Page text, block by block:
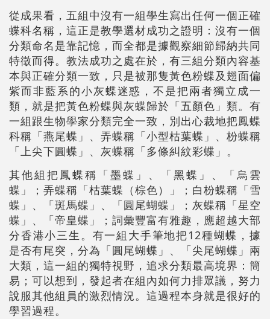
從成果看，五組中沒有一組學生寫出任何一個正確
蝶科名稱，這正是教學選材成功之證明：沒有一個
分類命名是靠記憶，而全都是據觀察細節歸納共同
特徵而得。教法成功之處在於，有三組分類內容基
本與正確分類一致，只是被那隻黃色粉蝶及翅面偏
紫而非藍系的小灰蝶迷惑，不是把兩者獨立成一
類，就是把黃色粉蝶與灰蝶歸於「五顏色」類。有
一組跟生物學家分類完全一致，別出心裁地把鳳蝶
科稱「燕尾蝶」、弄蝶稱「小型枯葉蝶」、枌蝶稱
「上尖下圓蝶」、灰蝶稱「多條糾紋彩蝶」。
其他組把鳳蝶稱「墨蝶」、「黑蝶」、「烏雲
蝶」；弄蝶稱「枯葉蝶（棕色）」；白枌蝶稱「雪
蝶」、「斑馬蝶」、「圓尾蝴蝶」；灰蝶稱「星空
蝶」、「帝皇蝶」；詞彙豐富有雅趣，應超越大部
分香港小三生。有一組大手筆地把12種蝴蝶，據
是否有尾突，分為「圓尾蝴蝶」、「尖尾蝴蝶」兩
大類，這一組的獨特視野，追求分類最高境界：簡
易；可以想到，發起者在組內如何力排眾議，努力
說服其他組員的激烈情況。這過程本身就是很好的
學習過程。